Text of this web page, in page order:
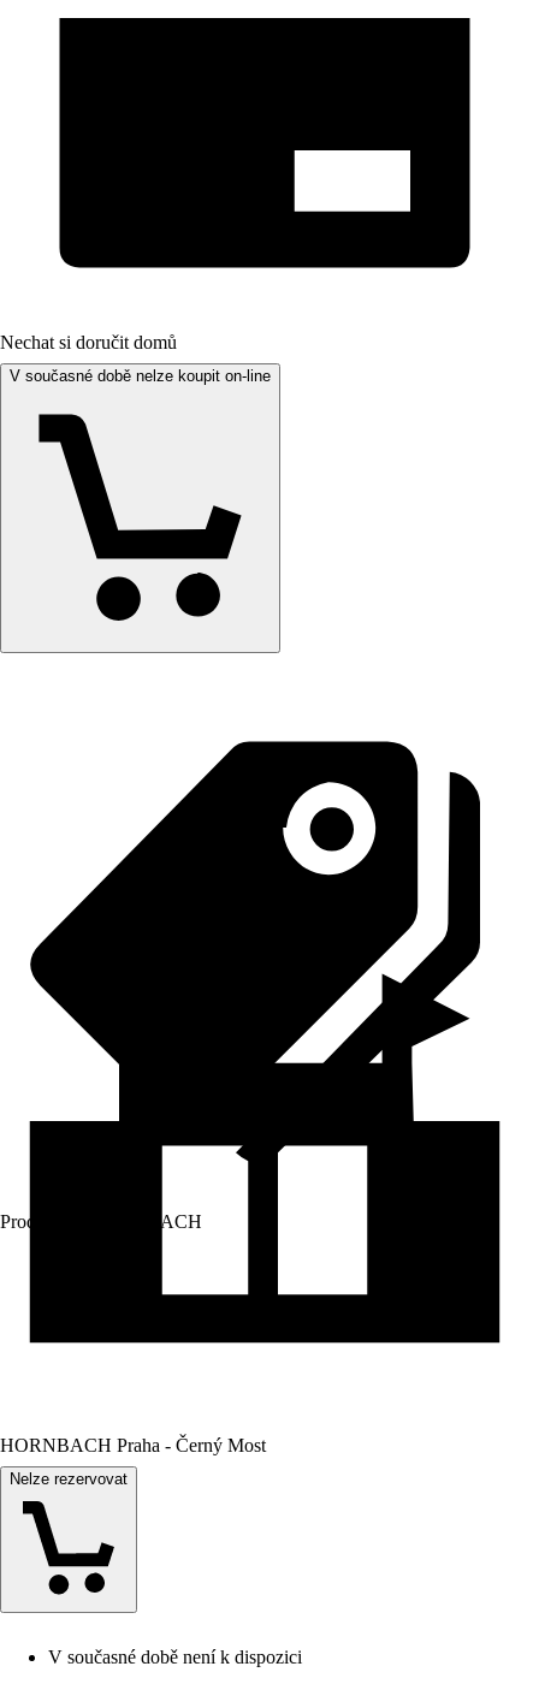
Nechat si doručit domů
V současné době nelze koupit on-line
Prodej přes: HORNBACH
HORNBACH Praha - Černý Most
Nelze rezervovat
V současné době není k dispozici